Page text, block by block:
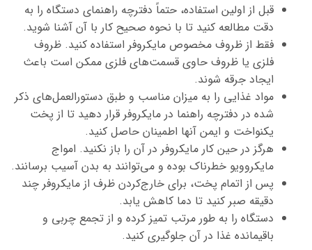
قبل از اولین استفاده، حتماً دفترچه راهنمای دستگاه را به
دقت مطالعه کنید تا با نحوه صحیح کار با آن آشنا شوید.
فقط از ظروف مخصوص مایکروفر استفاده کنید. ظروف
فلزی یا ظروف حاوی قسمت‌های فلزی ممکن است باعث
ایجاد جرقه شوند.
مواد غذایی را به میزان مناسب و طبق دستورالعمل‌های ذکر
شده در دفترچه راهنما در مایکروفر قرار دهید تا از پخت
یکنواخت و ایمن آنها اطمینان حاصل کنید.
هرگز در حین کار مایکروفر در آن را باز نکنید. امواج
مایکروویو خطرناک بوده و می‌توانند به بدن آسیب برسانند.
پس از اتمام پخت، برای خارج‌کردن ظرف از مایکروفر چند
دقیقه صبر کنید تا دما کاهش یابد.
دستگاه را به طور مرتب تمیز کرده و از تجمع چربی و
باقیمانده غذا در آن جلوگیری کنید.